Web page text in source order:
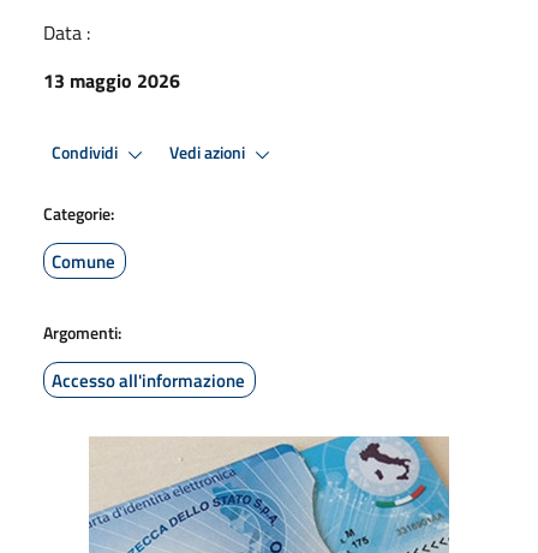
Data :
13 maggio 2026
Condividi Vedi azioni
Categorie:
Comune
Argomenti:
Accesso all'informazione